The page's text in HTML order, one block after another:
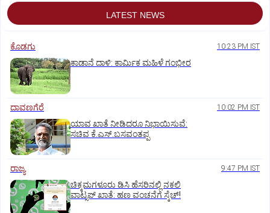
LATEST NEWS
ಕೊಡಗು 10:23 PM IST
ಕಾಡಾನೆ ದಾಳಿ: ಕಾರ್ಮಿಕ ಮಹಿಳೆ ಗಂಭೀರ
ದಾವಣಗೆರೆ 10:02 PM IST
ಯಾವ ಖಾತೆ ನೀಡಿದರೂ ನಿಭಾಯಿಸುವೆ:
ಸಚಿವ ಕೆ.ಎಸ್.ಬಸವಂತಪ್ಪ
ರಾಜ್ಯ 9:47 PM IST
ಚಿಕ್ಕಮಗಳೂರು ಡಿಸಿ ಹೆಸರಿನಲ್ಲಿ ನಕಲಿ
ವಾಟ್ಸಪ್ ಖಾತೆ: ಹಣ ವಂಚನೆಗೆ ಸ್ಕೆಚ್!